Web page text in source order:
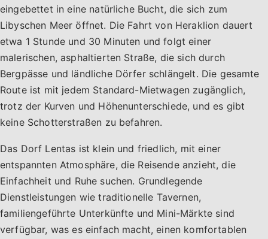
eingebettet in eine natürliche Bucht, die sich zum
Libyschen Meer öffnet. Die Fahrt von Heraklion dauert
etwa 1 Stunde und 30 Minuten und folgt einer
malerischen, asphaltierten Straße, die sich durch
Bergpässe und ländliche Dörfer schlängelt. Die gesamte
Route ist mit jedem Standard-Mietwagen zugänglich,
trotz der Kurven und Höhenunterschiede, und es gibt
keine Schotterstraßen zu befahren.
Das Dorf Lentas ist klein und friedlich, mit einer
entspannten Atmosphäre, die Reisende anzieht, die
Einfachheit und Ruhe suchen. Grundlegende
Dienstleistungen wie traditionelle Tavernen,
familiengeführte Unterkünfte und Mini-Märkte sind
verfügbar, was es einfach macht, einen komfortablen